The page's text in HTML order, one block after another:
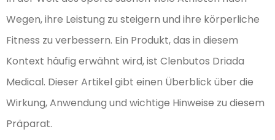
Wegen, ihre Leistung zu steigern und ihre körperliche
Fitness zu verbessern. Ein Produkt, das in diesem
Kontext häufig erwähnt wird, ist Clenbutos Driada
Medical. Dieser Artikel gibt einen Überblick über die
Wirkung, Anwendung und wichtige Hinweise zu diesem
Präparat.